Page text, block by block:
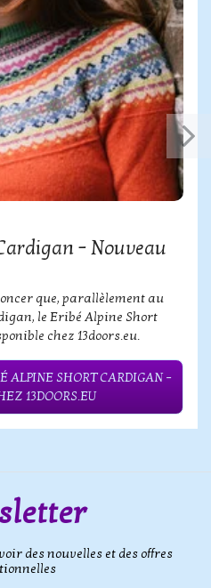
– Nouveau
que, parallèlement au
le Eribé Alpine Short
chez 13doors.eu.
ALPINE SHORT CARDIGAN –
13DOORS.EU
des nouvelles et des offres